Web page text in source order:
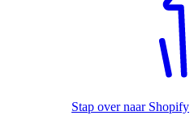
Stap over naar Shopify